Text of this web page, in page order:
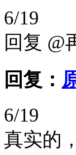
6/19
回复 @
回复：
6/19
真实的